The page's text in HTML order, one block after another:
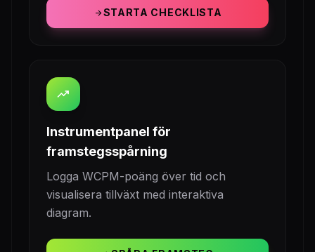
arrow_forwardSTARTA CHECKLISTA
trending_up
Instrumentpanel för
framstegsspårning
Logga WCPM-poäng över tid och
visualisera tillväxt med interaktiva
diagram.